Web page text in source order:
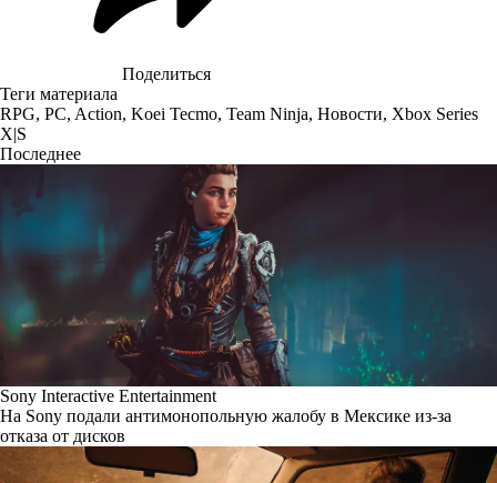
Поделиться
Теги материала
RPG, PC, Action, Koei Tecmo, Team Ninja, Новости, Xbox Series
X|S
Последнее
Sony Interactive Entertainment
На Sony подали антимонопольную жалобу в Мексике из-за
отказа от дисков